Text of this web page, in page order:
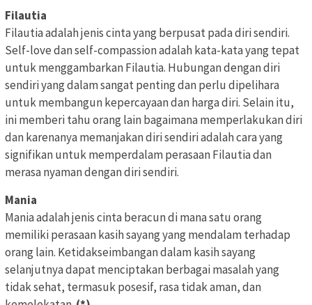
Filautia
Filautia adalah jenis cinta yang berpusat pada diri sendiri.
Self-love dan self-compassion adalah kata-kata yang tepat
untuk menggambarkan Filautia. Hubungan dengan diri
sendiri yang dalam sangat penting dan perlu dipelihara
untuk membangun kepercayaan dan harga diri. Selain itu,
ini memberi tahu orang lain bagaimana memperlakukan diri
dan karenanya memanjakan diri sendiri adalah cara yang
signifikan untuk memperdalam perasaan Filautia dan
merasa nyaman dengan diri sendiri.
Mania
Mania adalah jenis cinta beracun di mana satu orang
memiliki perasaan kasih sayang yang mendalam terhadap
orang lain. Ketidakseimbangan dalam kasih sayang
selanjutnya dapat menciptakan berbagai masalah yang
tidak sehat, termasuk posesif, rasa tidak aman, dan